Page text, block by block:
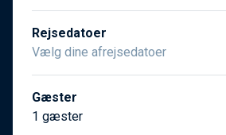
Rejsedatoer
Gæster
1 gæster